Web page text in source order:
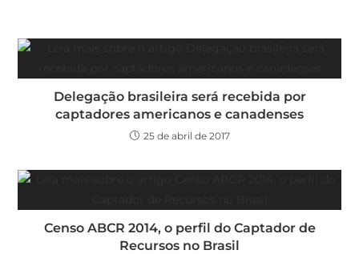
Delegação brasileira será recebida por
captadores americanos e canadenses
25 de abril de 2017
Censo ABCR 2014, o perfil do Captador de
Recursos no Brasil